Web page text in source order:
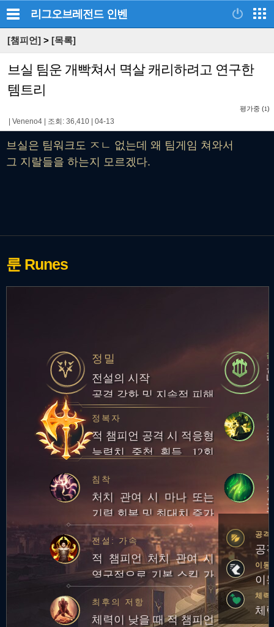
리그오브레전드 인벤
[챔피언] > [목록]
브실 팀운 개빡쳐서 멱살 캐리하려고 연구한
템트리
평가중 (1)
Veneno4 조회: 36,410 04-13
브실은 팀워크도 ㅈㄴ 없는데 왜 팀게임 쳐와서
그 지랄들을 하는지 모르겠다.
룬 Runes
정밀
전설의 시작
공격 강화 및 지속적 피해
정복자
적 챔피언 공격 시 적응형
능력치 중첩 획득. 12회
량의 일부만큼 체력 회복
침착
처치 관여 시 마나 또는
기력 회복 및 최대치 증가
전설: 가속
적 챔피언 처치 관여 시
영구적으로 기본 스킬 가
속 효과 획득
최후의 저항
체력이 낮을 때 적 챔피언
공격
공
이동
이
체력
체